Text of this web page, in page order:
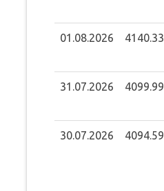
01.08.2026 4140.33
31.07.2026 4099.99
30.07.2026 4094.59